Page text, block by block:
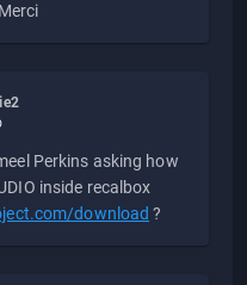
Perkins asking how
inside recalbox
download ?